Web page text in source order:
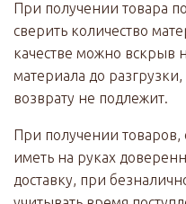
При получении товара
сверить количество
качестве можно вскрыв
материала до
возврату не подлежит.
При получении
иметь на руках
доставку, при